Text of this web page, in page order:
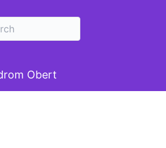
Obert